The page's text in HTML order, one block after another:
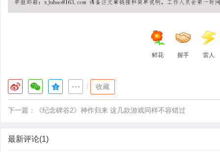
鲜花 握手 雷人
收藏
下一篇： 《纪念碑谷2》神作归来 这几款游戏同样不容错过
最新评论(1)